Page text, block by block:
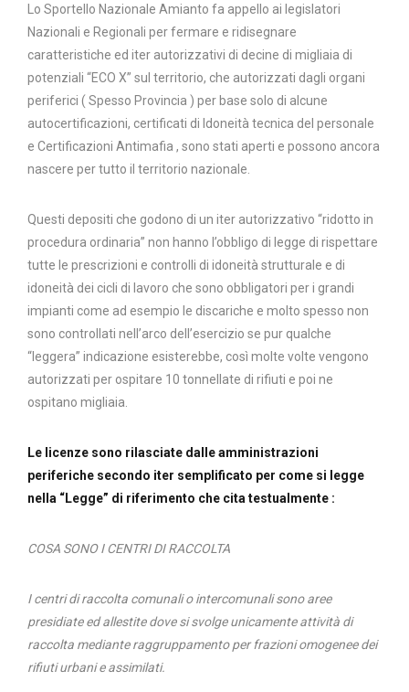
Lo Sportello Nazionale Amianto fa appello ai legislatori
Nazionali e Regionali per fermare e ridisegnare
caratteristiche ed iter autorizzativi di decine di migliaia di
potenziali “ECO X” sul territorio, che autorizzati dagli organi
periferici ( Spesso Provincia ) per base solo di alcune
autocertificazioni, certificati di Idoneità tecnica del personale
e Certificazioni Antimafia , sono stati aperti e possono ancora
nascere per tutto il territorio nazionale.
Questi depositi che godono di un iter autorizzativo “ridotto in
procedura ordinaria” non hanno l’obbligo di legge di rispettare
tutte le prescrizioni e controlli di idoneità strutturale e di
idoneità dei cicli di lavoro che sono obbligatori per i grandi
impianti come ad esempio le discariche e molto spesso non
sono controllati nell’arco dell’esercizio se pur qualche
“leggera” indicazione esisterebbe, così molte volte vengono
autorizzati per ospitare 10 tonnellate di rifiuti e poi ne
ospitano migliaia.
Le licenze sono rilasciate dalle amministrazioni
periferiche secondo iter semplificato per come si legge
nella “Legge” di riferimento che cita testualmente :
COSA SONO I CENTRI DI RACCOLTA
I centri di raccolta comunali o intercomunali sono aree
presidiate ed allestite dove si svolge unicamente attività di
raccolta mediante raggruppamento per frazioni omogenee dei
rifiuti urbani e assimilati.